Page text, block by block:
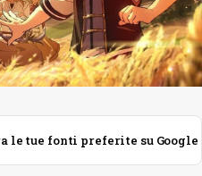
le tue fonti preferite su Google